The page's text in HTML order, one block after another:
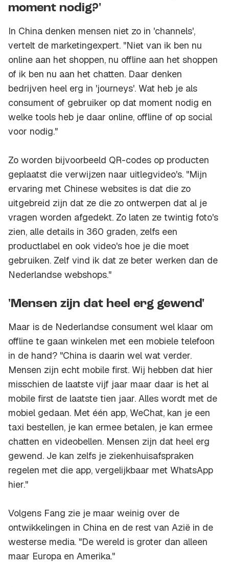
moment nodig?'
In China denken mensen niet zo in 'channels',
vertelt de marketingexpert. "Niet van ik ben nu
online aan het shoppen, nu offline aan het shoppen
of ik ben nu aan het chatten. Daar denken
bedrijven heel erg in 'journeys'. Wat heb je als
consument of gebruiker op dat moment nodig en
welke tools heb je daar online, offline of op social
voor nodig."
Zo worden bijvoorbeeld QR-codes op producten
geplaatst die verwijzen naar uitlegvideo's. "Mijn
ervaring met Chinese websites is dat die zo
uitgebreid zijn dat ze die zo ontwerpen dat al je
vragen worden afgedekt. Zo laten ze twintig foto's
zien, alle details in 360 graden, zelfs een
productlabel en ook video's hoe je die moet
gebruiken. Zelf vind ik dat ze beter werken dan de
Nederlandse webshops."
'Mensen zijn dat heel erg gewend'
Maar is de Nederlandse consument wel klaar om
offline te gaan winkelen met een mobiele telefoon
in de hand? "China is daarin wel wat verder.
Mensen zijn echt mobile first. Wij hebben dat hier
misschien de laatste vijf jaar maar daar is het al
mobile first de laatste tien jaar. Alles wordt met de
mobiel gedaan. Met één app, WeChat, kan je een
taxi bestellen, je kan ermee betalen, je kan ermee
chatten en videobellen. Mensen zijn dat heel erg
gewend. Je kan zelfs je ziekenhuisafspraken
regelen met die app, vergelijkbaar met WhatsApp
hier."
Volgens Fang zie je maar weinig over de
ontwikkelingen in China en de rest van Azië in de
westerse media. "De wereld is groter dan alleen
maar Europa en Amerika."